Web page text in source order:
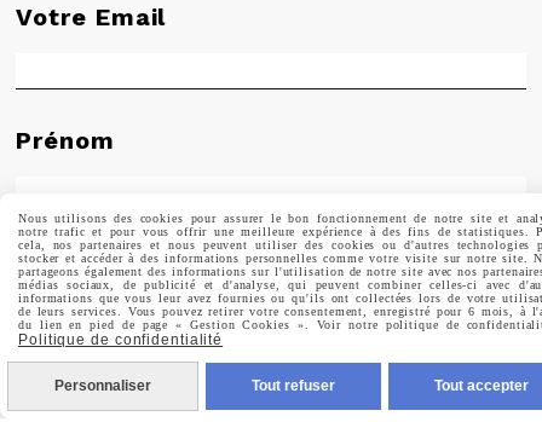
Votre Email
Prénom
Valider
Vous pouvez vous désinscrire à tout moment. Vous
trouverez pour cela nos informations de contact dans les
Nous utilisons des cookies pour assurer le bon fonctionnement de notre site et
notre trafic et pour vous offrir une meilleure expérience à des fins de statistiques.
cela, nos partenaires et nous peuvent utiliser des cookies ou d'autres technologies
stocker et accéder à des informations personnelles comme votre visite sur notre site.
partageons également des informations sur l'utilisation de notre site avec nos
médias sociaux, de publicité et d'analyse, qui peuvent combiner celles-ci avec
informations que vous leur avez fournies ou qu'ils ont collectées lors de votre
de leurs services. Vous pouvez retirer votre consentement, enregistré pour 6 mois, à
du lien en pied de page « Gestion Cookies ». Voir notre politique de
Politique de confidentialité
Personnaliser Tout refuser Tout accepter